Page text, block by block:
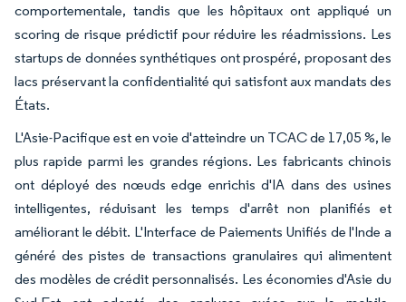
comportementale, tandis que les hôpitaux ont appliqué un
scoring de risque prédictif pour réduire les réadmissions. Les
startups de données synthétiques ont prospéré, proposant des
lacs préservant la confidentialité qui satisfont aux mandats des
États.
L'Asie-Pacifique est en voie d'atteindre un TCAC de 17,05 %, le
plus rapide parmi les grandes régions. Les fabricants chinois
ont déployé des nœuds edge enrichis d'IA dans des usines
intelligentes, réduisant les temps d'arrêt non planifiés et
améliorant le débit. L'Interface de Paiements Unifiés de l'Inde a
généré des pistes de transactions granulaires qui alimentent
des modèles de crédit personnalisés. Les économies d'Asie du